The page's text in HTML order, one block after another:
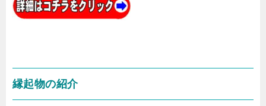
縁起物の紹介